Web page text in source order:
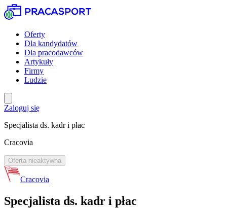
Oferty
Dla kandydatów
Dla pracodawców
Artykuły
Firmy
Ludzie
Zaloguj się
Specjalista ds. kadr i płac
Cracovia
Oferta nieaktywna
Cracovia
Specjalista ds. kadr i płac